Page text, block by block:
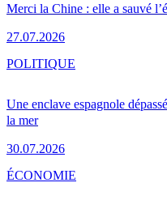
Merci la Chine : elle a sauvé
27.07.2026
Une enclave espagnole
la mer
30.07.2026
POLITIQUE
ÉCONOMIE